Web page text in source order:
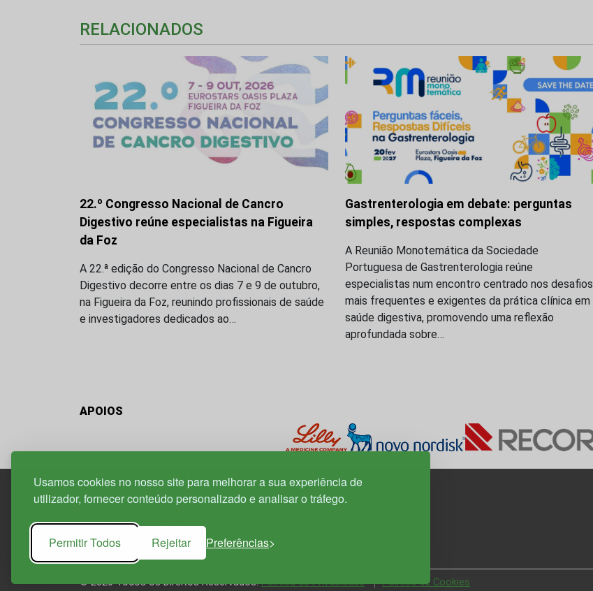
Usamos cookies no nosso site para melhorar a sua experiência de
utilizador, fornecer conteúdo personalizado e analisar o tráfego.
Permitir Todos Rejeitar Preferências
RELACIONADOS
22.º Congresso Nacional de Cancro
Digestivo reúne especialistas na Figueira
da Foz
A 22.ª edição do Congresso Nacional de Cancro
Digestivo decorre entre os dias 7 e 9 de outubro,
na Figueira da Foz, reunindo profissionais de saúde
e investigadores dedicados ao…
Gastrenterologia em debate: perguntas
simples, respostas complexas
A Reunião Monotemática da Sociedade
Portuguesa de Gastrenterologia reúne
especialistas num encontro centrado nos desafios
mais frequentes e exigentes da prática clínica em
saúde digestiva, promovendo uma reflexão
aprofundada sobre…
APOIOS
1800-282 Lisboa | Portugal
21 850 40 65
© 2026 Todos os Direitos Reservados.Política de Privacidade Política de Cookies